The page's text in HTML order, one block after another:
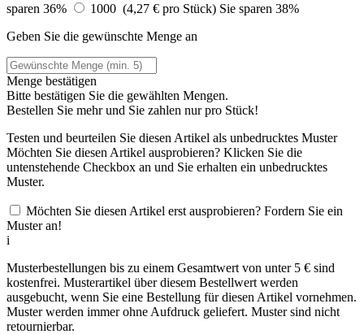
sparen 36%
1000 (4,27 € pro Stück) Sie sparen 38%
Geben Sie die gewünschte Menge an
Menge bestätigen
Bitte bestätigen Sie die gewählten Mengen.
Bestellen Sie mehr und Sie zahlen nurpro Stück!
Testen und beurteilen Sie diesen Artikel als unbedrucktes Muster
Möchten Sie diesen Artikel ausprobieren? Klicken Sie die
untenstehende Checkbox an und Sie erhalten ein unbedrucktes
Muster.
Möchten Sie diesen Artikel erst ausprobieren? Fordern Sie ein
Muster an!
i
Musterbestellungen bis zu einem Gesamtwert von unter 5 € sind
kostenfrei. Musterartikel über diesem Bestellwert werden
ausgebucht, wenn Sie eine Bestellung für diesen Artikel vornehmen.
Muster werden immer ohne Aufdruck geliefert. Muster sind nicht
retournierbar.